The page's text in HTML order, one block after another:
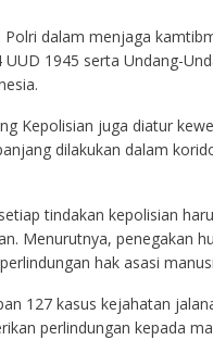
dalam menjaga
UUD 1945 serta Undang-
Kepolisian juga diatur
dilakukan dalam
tindakan kepolisian
Menurutnya, penegakan
hak asasi
127 kasus kejahatan
perlindungan kepada